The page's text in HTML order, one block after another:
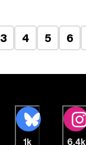
3 4 5 6
1k 6,4k